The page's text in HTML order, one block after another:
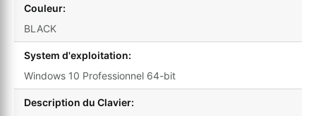
Couleur:
BLACK
System d'exploitation:
Windows 10 Professionnel 64-bit
Description du Clavier: